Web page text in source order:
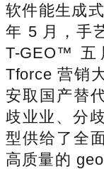
软件能生成
年 5 月，手
T-GEO™
Tforce 营销
安取国产替
歧业业、分
型供给了全
高质量的